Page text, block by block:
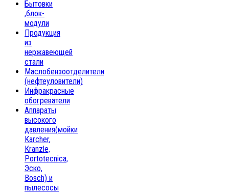
Бытовки
,блок-
модули
Продукция
из
нержавеющей
стали
Маслобензоотделители
(нефтеуловители)
Инфракрасные
обогреватели
Аппараты
высокого
давления(мойки
Karcher,
Kranzle,
Portotecnica,
Эско,
Bosch) и
пылесосы